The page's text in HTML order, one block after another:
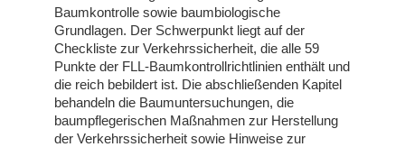
Baumkontrolle sowie baumbiologische
Grundlagen. Der Schwerpunkt liegt auf der
Checkliste zur Verkehrssicherheit, die alle 59
Punkte der FLL-Baumkontrollrichtlinien enthält und
die reich bebildert ist. Die abschließenden Kapitel
behandeln die Baumuntersuchungen, die
baumpflegerischen Maßnahmen zur Herstellung
der Verkehrssicherheit sowie Hinweise zur